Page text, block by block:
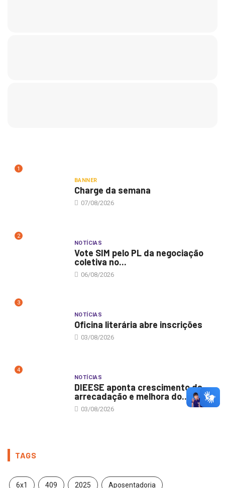
1
BANNER
Charge da semana
07/08/2026
2
NOTÍCIAS
Vote SIM pelo PL da negociação
coletiva no...
06/08/2026
3
NOTÍCIAS
Oficina literária abre inscrições
03/08/2026
4
NOTÍCIAS
DIEESE aponta crescimento da
arrecadação e melhora do...
03/08/2026
TAGS
6x1 409 2025 Aposentadoria